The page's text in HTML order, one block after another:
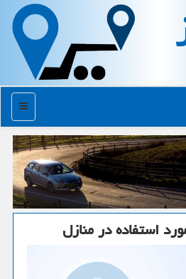
منو
استفاده در منازل